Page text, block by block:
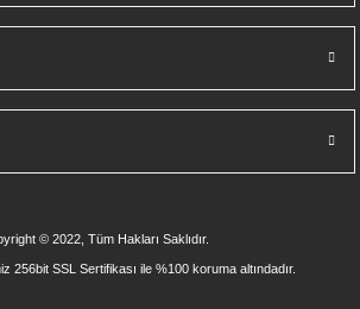
© 2022, Tüm Hakları Saklıdır.
256bit SSL Sertifikası ile %100 koruma altındadır.